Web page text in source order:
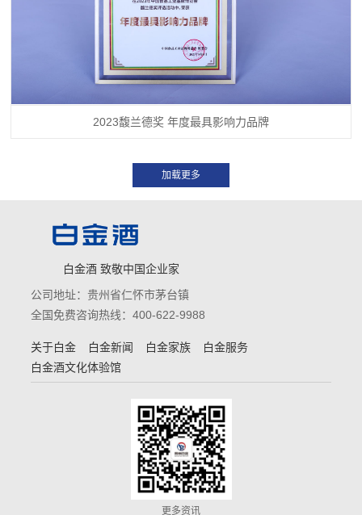
2023馥兰德奖 年度最具影响力品牌
白金酒 致敬中国企业家
公司地址：贵州省仁怀市茅台镇
全国免费咨询热线：400-622-9988
关于白金 白金新闻 白金家族
白金服务
白金酒文化体验馆
更多资讯